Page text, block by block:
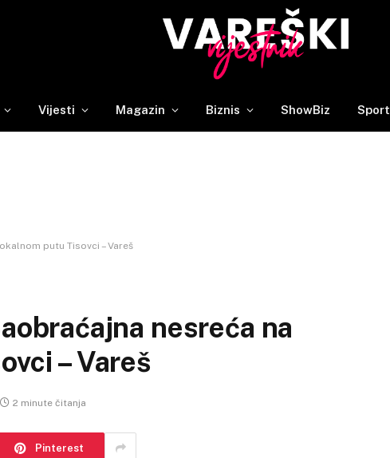
Vijesti Magazin Biznis ShowBiz Sport
putu Tisovci – Vareš
nesreća na
– Vareš
2 minute čitanja
Pinterest